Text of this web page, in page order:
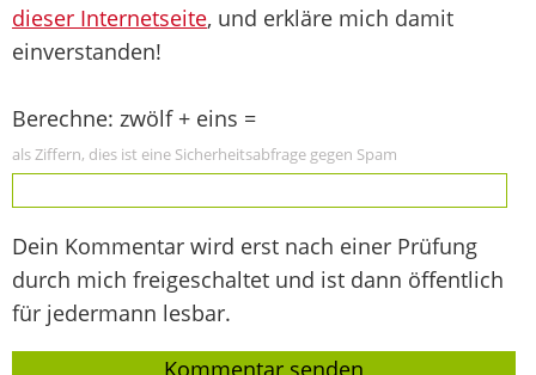
dieser Internetseite, und erkläre mich damit
einverstanden!
Berechne: zwölf + eins =
als Ziffern, dies ist eine Sicherheitsabfrage gegen Spam
Dein Kommentar wird erst nach einer Prüfung
durch mich freigeschaltet und ist dann öffentlich
für jedermann lesbar.